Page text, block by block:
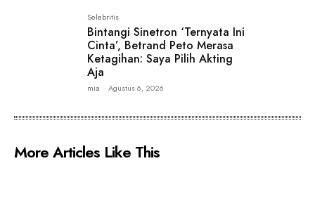
Selebritis
Bintangi Sinetron ‘Ternyata Ini
Cinta’, Betrand Peto Merasa
Ketagihan: Saya Pilih Akting
Aja
mia - Agustus 6, 2026
More Articles Like This